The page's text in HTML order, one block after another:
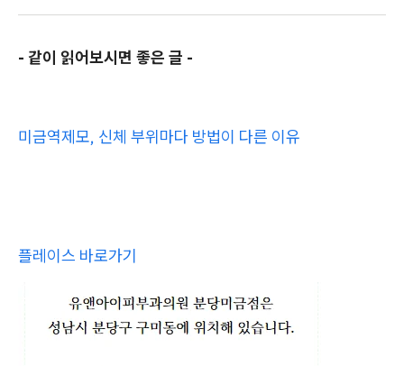
- 같이 읽어보시면 좋은 글 -
미금역제모, 신체 부위마다 방법이 다른 이유
플레이스 바로가기